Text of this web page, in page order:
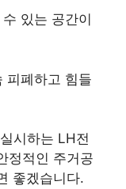
있는 공간이
피폐하고 힘들
시하는 LH전
정적인 주거공
좋겠습니다.